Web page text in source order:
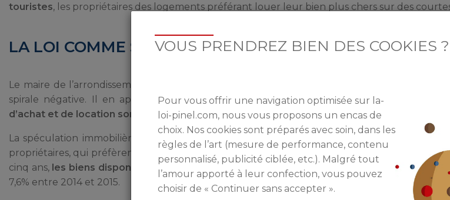
touristes, les propriétaires des logements préférant louer leur bien plus chers sur des
LA LOI COMME SEUL REMPART ?
Le maire de l’arrondissement de ce quartier, Miguel Coelho, en convient, seule la loi peut
spirale négative. Il en appelle au gouvernement, avec deux autres maires
d’achat et de location sont exorbitants et les gens sont obligés d’envisager d’autres
La spéculation immobilière et l’appât que représente les revenus des locations
propriétaires, qui préfèrent louer à des touristes plutôt aux Lisboètes eux-mêmes, qui vivent
cinq ans, les biens disponibles pour les locations longues durées ont chuté de 33%, quand
7,6% entre 2014 et 2015.
VOUS PRENDREZ BIEN DES COOKIES ?
Pour vous offrir une navigation optimisée sur la-
loi-pinel.com, nous vous proposons un encas de
choix. Nos cookies sont préparés avec soin, dans les
règles de l’art (mesure de performance, contenu
personnalisé, publicité ciblée, etc.). Malgré tout
l’amour apporté à leur confection, vous pouvez
choisir de « Continuer sans accepter ».